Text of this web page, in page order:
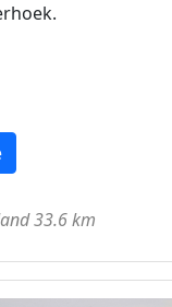
33.6 km